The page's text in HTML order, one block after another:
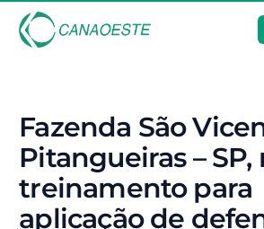
Fazenda São
Pitangueiras –
treinamento para
aplicação de